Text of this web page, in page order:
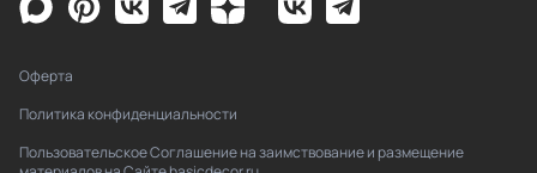
Оферта
Политика конфиденциальности
Пользовательское Соглашение на заимствование и размещение